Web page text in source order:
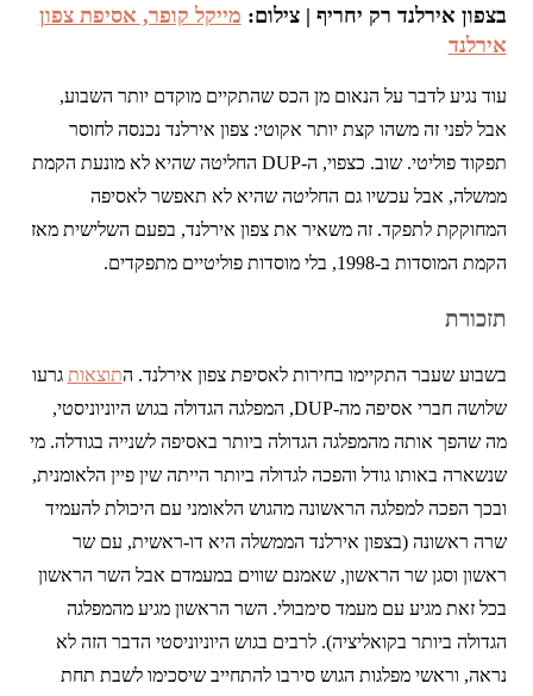
בצפון אירלנד רק יחריף | צילום: מייקל קופר, אסיפת צפון
אירלנד
עוד נגיע לדבר על הנאום מן הכס שהתקיים מוקדם יותר השבוע,
אבל לפני זה משהו קצת יותר אקוטי: צפון אירלנד נכנסה לחוסר
תפקוד פוליטי. שוב. כצפוי, ה-DUP החליטה שהיא לא מונעת הקמת
ממשלה, אבל עכשיו גם החליטה שהיא לא תאפשר לאסיפה
המחוקקת לתפקד. זה משאיר את צפון אירלנד, בפעם השלישית מאז
הקמת המוסדות ב-1998, בלי מוסדות פוליטיים מתפקדים.
תזכורת
בשבוע שעבר התקיימו בחירות לאסיפת צפון אירלנד. התוצאות גרעו
שלושה חברי אסיפה מה-DUP, המפלגה הגדולה בגוש היוניוניסטי,
מה שהפך אותה מהמפלגה הגדולה ביותר באסיפה לשנייה בגודלה. מי
שנשארה באותו גודל והפכה לגדולה ביותר הייתה שין פיין הלאומנית,
ובכך הפכה למפלגה הראשונה מהגוש הלאומני עם היכולת להעמיד
שרה ראשונה (בצפון אירלנד הממשלה היא דו-ראשית, עם שר
ראשון וסגן שר הראשון, שאמנם שווים במעמדם אבל השר הראשון
בכל זאת מגיע עם מעמד סימבולי. השר הראשון מגיע מהמפלגה
הגדולה ביותר בקואליציה). לרבים בגוש היוניוניסטי הדבר הזה לא
נראה, וראשי מפלגות הגוש סירבו להתחייב שיסכימו לשבת תחת